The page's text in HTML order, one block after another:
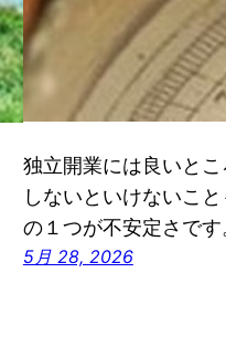
独立開業には良いと
しないといけないこ
の１つが不安定さです
5月 28, 2026